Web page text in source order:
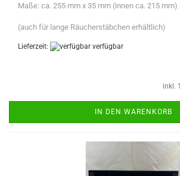
Maße: ca. 255 mm x 35 mm (innen ca. 215 mm)
(auch für lange Räucherstäbchen erhältlich)
Lieferzeit: verfügbar
inkl.
IN DEN WARENKORB